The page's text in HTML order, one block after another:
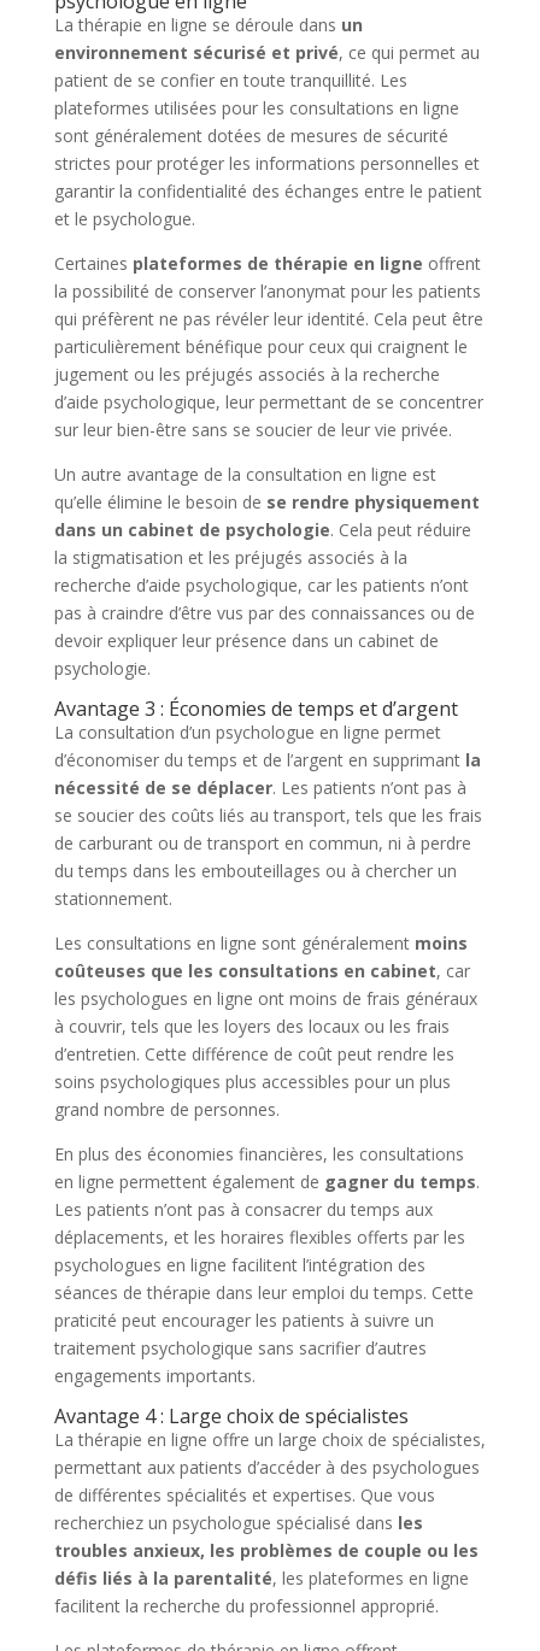
La thérapie en ligne se déroule dans un
environnement sécurisé et privé, ce qui permet au
patient de se confier en toute tranquillité. Les
plateformes utilisées pour les consultations en ligne
sont généralement dotées de mesures de sécurité
strictes pour protéger les informations personnelles et
garantir la confidentialité des échanges entre le patient
et le psychologue.
Certaines plateformes de thérapie en ligne offrent
la possibilité de conserver l’anonymat pour les patients
qui préfèrent ne pas révéler leur identité. Cela peut être
particulièrement bénéfique pour ceux qui craignent le
jugement ou les préjugés associés à la recherche
d’aide psychologique, leur permettant de se concentrer
sur leur bien-être sans se soucier de leur vie privée.
Un autre avantage de la consultation en ligne est
qu’elle élimine le besoin de se rendre physiquement
dans un cabinet de psychologie. Cela peut réduire
la stigmatisation et les préjugés associés à la
recherche d’aide psychologique, car les patients n’ont
pas à craindre d’être vus par des connaissances ou de
devoir expliquer leur présence dans un cabinet de
psychologie.
Avantage 3 : Économies de temps et d’argent
La consultation d’un psychologue en ligne permet
d’économiser du temps et de l’argent en supprimant la
nécessité de se déplacer. Les patients n’ont pas à
se soucier des coûts liés au transport, tels que les frais
de carburant ou de transport en commun, ni à perdre
du temps dans les embouteillages ou à chercher un
stationnement.
Les consultations en ligne sont généralement moins
coûteuses que les consultations en cabinet, car
les psychologues en ligne ont moins de frais généraux
à couvrir, tels que les loyers des locaux ou les frais
d’entretien. Cette différence de coût peut rendre les
soins psychologiques plus accessibles pour un plus
grand nombre de personnes.
En plus des économies financières, les consultations
en ligne permettent également de gagner du temps.
Les patients n’ont pas à consacrer du temps aux
déplacements, et les horaires flexibles offerts par les
psychologues en ligne facilitent l’intégration des
séances de thérapie dans leur emploi du temps. Cette
praticité peut encourager les patients à suivre un
traitement psychologique sans sacrifier d’autres
engagements importants.
Avantage 4 : Large choix de spécialistes
La thérapie en ligne offre un large choix de spécialistes,
permettant aux patients d’accéder à des psychologues
de différentes spécialités et expertises. Que vous
recherchiez un psychologue spécialisé dans les
troubles anxieux, les problèmes de couple ou les
défis liés à la parentalité, les plateformes en ligne
facilitent la recherche du professionnel approprié.